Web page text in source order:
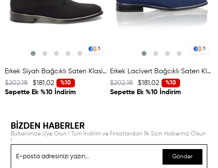
5
Erkek Siyah Bağcıklı Saten Klasik Ayakkabı
%10
$181.02
$202.18
Sepette Ek %10 İndirim
5
Erkek Lacivert Bağcıklı Saten Klasik Ayakkabı
%10
$181.02
$202.18
Sepette Ek %10 İndirim
BİZDEN HABERLER
Bültenimize Üye Olun ! Tüm İndirim ve Fırsatlardan İlk Sizin Haberiniz Olsun
!
Gönder